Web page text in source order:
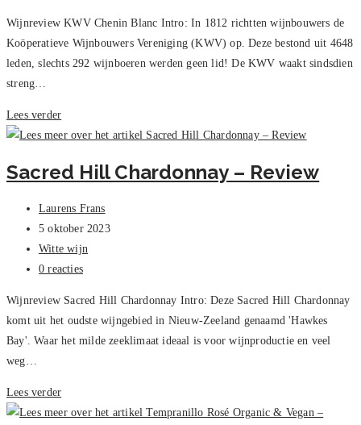
Wijnreview KWV Chenin Blanc Intro: In 1812 richtten wijnbouwers de
Koöperatieve Wijnbouwers Vereniging (KWV) op. Deze bestond uit 4648
leden, slechts 292 wijnboeren werden geen lid! De KWV waakt sindsdien
streng…
Lees verderChenin
Blanc
KWV
Review
Sacred Hill Chardonnay – Review
Bericht
auteur:
Laurens Frans
Bericht
gepubliceerd
op:
5 oktober 2023
Berichtcategorie:
Witte wijn
Bericht
0 reacties
Wijnreview Sacred Hill Chardonnay Intro: Deze Sacred Hill Chardonnay
komt uit het oudste wijngebied in Nieuw-Zeeland genaamd 'Hawkes
Bay'. Waar het milde zeeklimaat ideaal is voor wijnproductie en veel
weg…
Lees verderSacred
Hill